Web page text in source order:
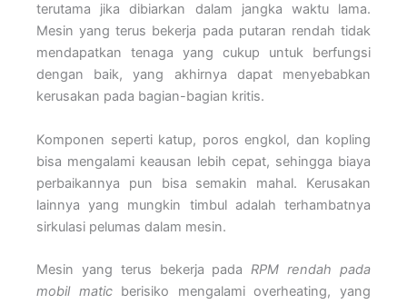
terutama jika dibiarkan dalam jangka waktu lama.
Mesin yang terus bekerja pada putaran rendah tidak
mendapatkan tenaga yang cukup untuk berfungsi
dengan baik, yang akhirnya dapat menyebabkan
kerusakan pada bagian-bagian kritis.
Komponen seperti katup, poros engkol, dan kopling
bisa mengalami keausan lebih cepat, sehingga biaya
perbaikannya pun bisa semakin mahal. Kerusakan
lainnya yang mungkin timbul adalah terhambatnya
sirkulasi pelumas dalam mesin.
Mesin yang terus bekerja padaRPM rendah pada
mobil maticberisiko mengalami overheating, yang